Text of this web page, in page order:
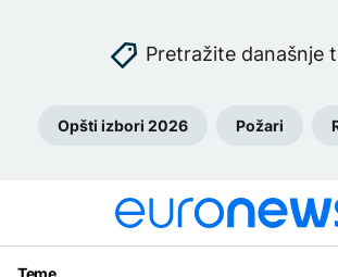
Pretražite današnje
Opšti izbori 2026 Požari